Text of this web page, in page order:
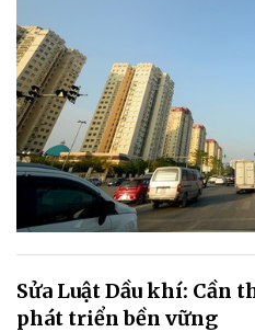
Sửa Luật Dầu khí: Cần
phát triển bền vững